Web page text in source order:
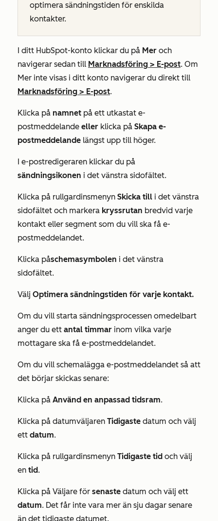
optimera sändningstiden för enskilda
kontakter.
I ditt HubSpot-konto klickar du på Mer och
navigerar sedan till Marknadsföring > E-post. Om
Mer inte visas i ditt konto navigerar du direkt till
Marknadsföring > E-post.
Klicka på namnet på ett utkastat e-
postmeddelande eller klicka på Skapa e-
postmeddelande längst upp till höger.
I e-postredigeraren klickar du på
sändningsikonen i det vänstra sidofältet.
Klicka på rullgardinsmenyn Skicka till i det vänstra
sidofältet och markera kryssrutan bredvid varje
kontakt eller segment som du vill ska få e-
postmeddelandet.
Klicka påschemasymbolen i det vänstra
sidofältet.
Välj Optimera sändningstiden för varje kontakt.
Om du vill starta sändningsprocessen omedelbart
anger du ett antal timmar inom vilka varje
mottagare ska få e-postmeddelandet.
Om du vill schemalägga e-postmeddelandet så att
det börjar skickas senare:
Klicka på Använd en anpassad tidsram.
Klicka på datumväljaren Tidigaste datum och välj
ett datum.
Klicka på rullgardinsmenyn Tidigaste tid och välj
en tid.
Klicka på Väljare för senaste datum och välj ett
datum. Det får inte vara mer än sju dagar senare
än det tidigaste datumet.